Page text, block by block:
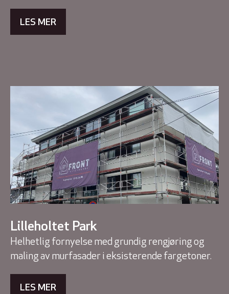
LES MER
Lilleholtet Park
Helhetlig fornyelse med grundig rengjøring og
maling av murfasader i eksisterende fargetoner.
LES MER